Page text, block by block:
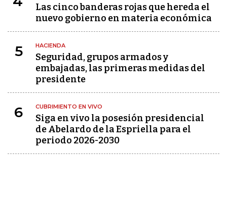
Las cinco banderas rojas que hereda el
nuevo gobierno en materia económica
5 HACIENDA
Seguridad, grupos armados y
embajadas, las primeras medidas del
presidente
6 CUBRIMIENTO EN VIVO
Siga en vivo la posesión presidencial
de Abelardo de la Espriella para el
periodo 2026-2030